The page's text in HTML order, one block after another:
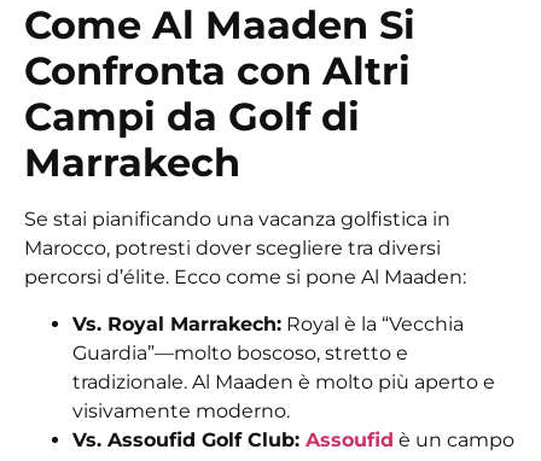
Come Al Maaden Si
Confronta con Altri
Campi da Golf di
Marrakech
Se stai pianificando una vacanza golfistica in
Marocco, potresti dover scegliere tra diversi
percorsi d’élite. Ecco come si pone Al Maaden:
Vs. Royal Marrakech: Royal è la “Vecchia
Guardia”—molto boscoso, stretto e
tradizionale. Al Maaden è molto più aperto e
visivamente moderno.
Vs. Assoufid Golf Club: Assoufid è un campo